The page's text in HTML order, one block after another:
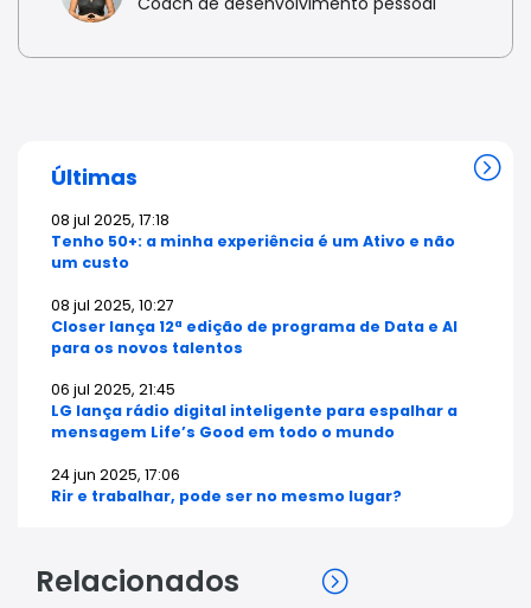
Últimas
08 jul 2025, 17:18
Tenho 50+: a minha experiência é um Ativo e não
um custo
08 jul 2025, 10:27
Closer lança 12ª edição de programa de Data e AI
para os novos talentos
06 jul 2025, 21:45
LG lança rádio digital inteligente para espalhar a
mensagem Life’s Good em todo o mundo
24 jun 2025, 17:06
Rir e trabalhar, pode ser no mesmo lugar?
Relacionados